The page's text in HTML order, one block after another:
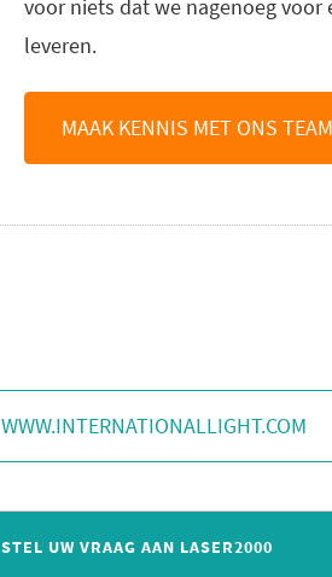
voor niets dat we nagenoeg
leveren.
MAAK KENNIS MET ONS TEAM
WWW.INTERNATIONALLIGHT.COM
STEL UW VRAAG AAN LASER2000